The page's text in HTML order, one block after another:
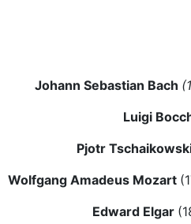
Johann Sebastian Bach
Luigi
Pjotr
Wolfgang Amadeus Mozart
Edward Elgar